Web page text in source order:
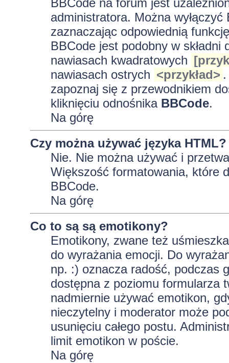
BBCode na forum jest
administratora. Można
zaznaczając odpowiednią
BBCode jest podobny w
nawiasach kwadratowych
nawiasach ostrych <przykład>
zapoznaj się z przewodnikiem
kliknięciu odnośnika BBCode.
Na górę
Czy można używać języka HTML?
Nie. Nie można używać i
Większość formatowania, które
BBCode.
Na górę
Co to są są emotikony?
Emotikony, zwane też
do wyrażania emocji. Do
np. :) oznacza radość, podczas
dostępna z poziomu formularza
nadmiernie używać emotikon,
nieczytelny i moderator może
usunięciu całego postu.
limit emotikon w poście.
Na górę